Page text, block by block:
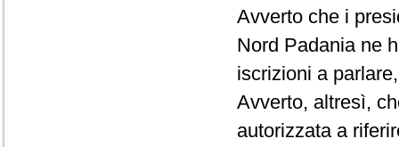
Avverto che i
Nord Padania ne
iscrizioni a
Avverto, altresì,
autorizzata a